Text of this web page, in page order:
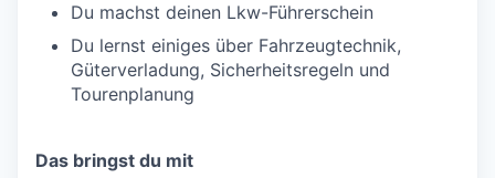
Du machst deinen Lkw-Führerschein
Du lernst einiges über Fahrzeugtechnik,
Güterverladung, Sicherheitsregeln und
Tourenplanung
Das bringst du mit